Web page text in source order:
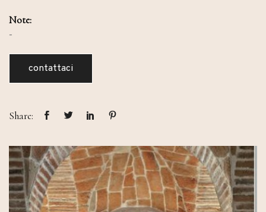
Note:
-
contattaci
Share: